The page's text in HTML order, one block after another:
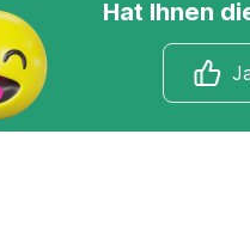
Hat Ihnen